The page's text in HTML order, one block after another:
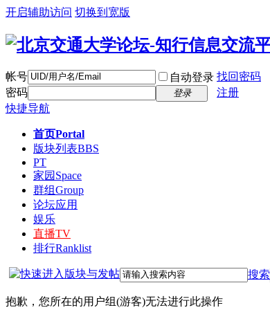
开启辅助访问 切换到宽版
帐号 自动登录 找回密码
密码
登录
注册
快捷导航
首页Portal
版块列表BBS
PT
家园 Space
群组Group
论坛应用
娱乐
直播TV
排行Ranklist
搜索
抱歉，您所在的用户组(游客)无法进行此操作